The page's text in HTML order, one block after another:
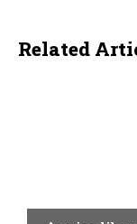
Related